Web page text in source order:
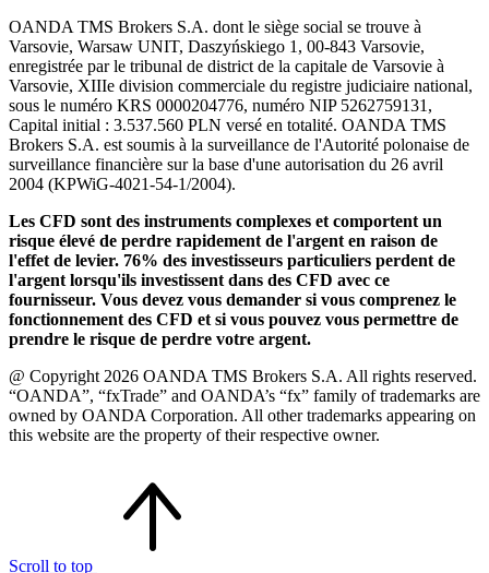
OANDA TMS Brokers S.A. dont le siège social se trouve à
Varsovie, Warsaw UNIT, Daszyńskiego 1, 00-843 Varsovie,
enregistrée par le tribunal de district de la capitale de Varsovie à
Varsovie, XIIIe division commerciale du registre judiciaire national,
sous le numéro KRS 0000204776, numéro NIP 5262759131,
Capital initial : 3.537.560 PLN versé en totalité. OANDA TMS
Brokers S.A. est soumis à la surveillance de l'Autorité polonaise de
surveillance financière sur la base d'une autorisation du 26 avril
2004 (KPWiG-4021-54-1/2004).
Les CFD sont des instruments complexes et comportent un
risque élevé de perdre rapidement de l'argent en raison de
l'effet de levier. 76% des investisseurs particuliers perdent de
l'argent lorsqu'ils investissent dans des CFD avec ce
fournisseur. Vous devez vous demander si vous comprenez le
fonctionnement des CFD et si vous pouvez vous permettre de
prendre le risque de perdre votre argent.
@ Copyright 2026 OANDA TMS Brokers S.A. All rights reserved.
“OANDA”, “fxTrade” and OANDA’s “fx” family of trademarks are
owned by OANDA Corporation. All other trademarks appearing on
this website are the property of their respective owner.
Scroll to top